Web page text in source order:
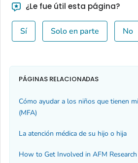
¿Le fue útil esta página?
Sí Solo en parte No
PÁGINAS RELACIONADAS
Cómo ayudar a los niños que tienen
(MFA)
La atención médica de su hijo o hija
How to Get Involved in AFM Research